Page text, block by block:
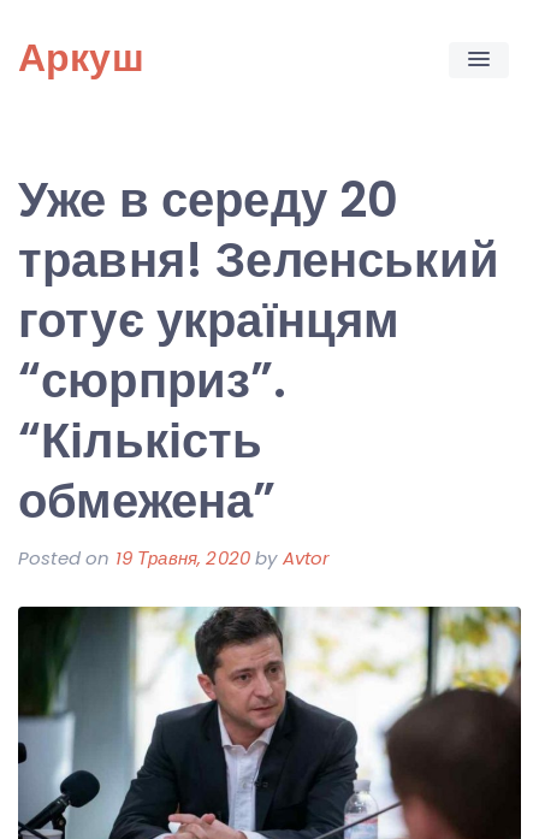
content
Аркуш
Уже в середу 20
травня! Зеленський
готує українцям
“сюрприз”.
“Кількість
обмежена”
Posted on 19 Травня, 2020byAvtor